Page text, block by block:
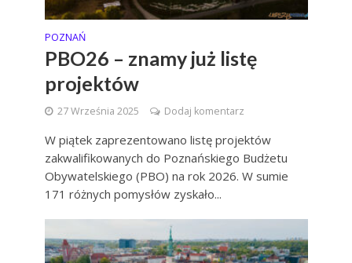
POZNAŃ
PBO26 – znamy już listę
projektów
27 Września 2025 Dodaj komentarz
W piątek zaprezentowano listę projektów
zakwalifikowanych do Poznańskiego Budżetu
Obywatelskiego (PBO) na rok 2026. W sumie
171 różnych pomysłów zyskało...